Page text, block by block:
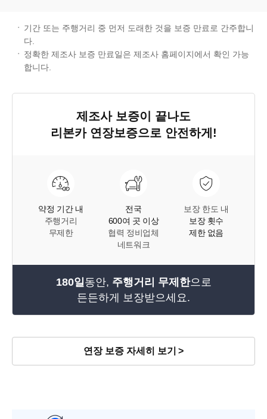
기간 또는 주행거리 중 먼저 도래한 것을 보증 만료로 간주합니
다.
정확한 제조사 보증 만료일은 제조사 홈페이지에서 확인 가능
합니다.
제조사 보증이 끝나도
리본카 연장보증으로 안전하게!
약정 기간 내
주행거리
무제한
전국
600여 곳 이상
협력 정비업체
네트워크
보장 한도 내
보장 횟수
제한 없음
180일동안, 주행거리 무제한으로
든든하게 보장받으세요.
연장 보증 자세히 보기